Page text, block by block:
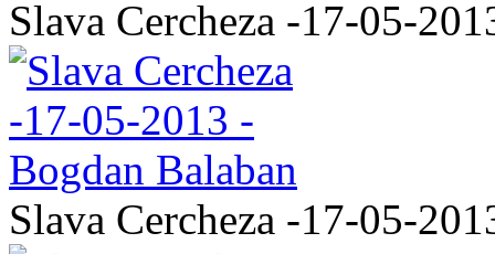
Slava Cercheza -17-05-
Slava Cercheza -17-05-